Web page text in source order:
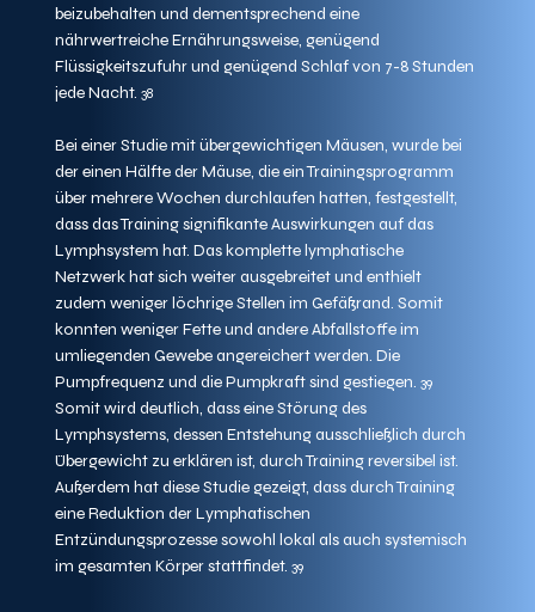
beizubehalten und dementsprechend eine
nährwertreiche Ernährungsweise, genügend
Flüssigkeitszufuhr und genügend Schlaf von 7-8 Stunden
jede Nacht. 38
Bei einer Studie mit übergewichtigen Mäusen, wurde bei
der einen Hälfte der Mäuse, die ein Trainingsprogramm
über mehrere Wochen durchlaufen hatten, festgestellt,
dass das Training signifikante Auswirkungen auf das
Lymphsystem hat. Das komplette lymphatische
Netzwerk hat sich weiter ausgebreitet und enthielt
zudem weniger löchrige Stellen im Gefäßrand. Somit
konnten weniger Fette und andere Abfallstoffe im
umliegenden Gewebe angereichert werden. Die
Pumpfrequenz und die Pumpkraft sind gestiegen. 39
Somit wird deutlich, dass eine Störung des
Lymphsystems, dessen Entstehung ausschließlich durch
Übergewicht zu erklären ist, durch Training reversibel ist.
Außerdem hat diese Studie gezeigt, dass durch Training
eine Reduktion der Lymphatischen
Entzündungsprozesse sowohl lokal als auch systemisch
im gesamten Körper stattfindet. 39